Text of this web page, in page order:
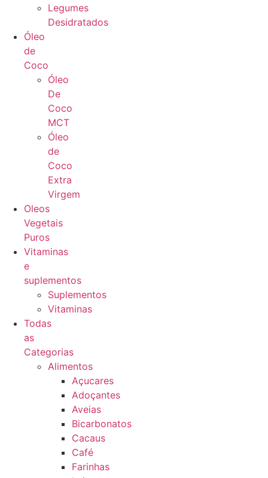
Legumes
Desidratados
Óleo
de
Coco
Óleo
De
Coco
MCT
Óleo
de
Coco
Extra
Virgem
Oleos
Vegetais
Puros
Vitaminas
e
suplementos
Suplementos
Vitaminas
Todas
as
Categorias
Alimentos
Açucares
Adoçantes
Aveias
Bicarbonatos
Cacaus
Café
Farinhas